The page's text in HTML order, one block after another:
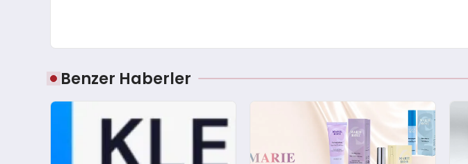
Benzer Haberler